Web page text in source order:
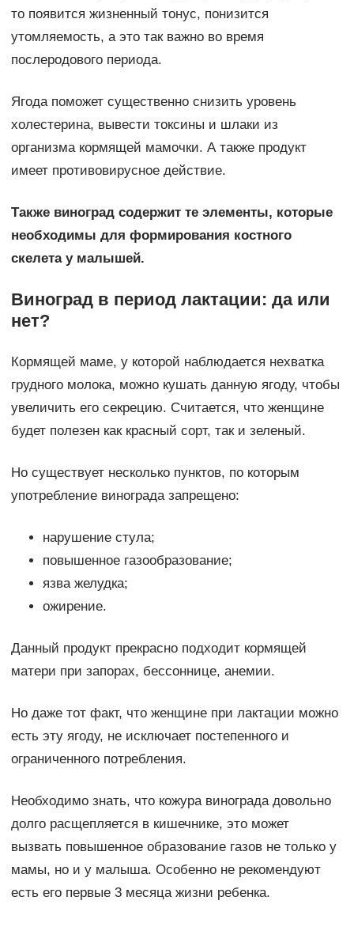
то появится жизненный тонус, понизится
утомляемость, а это так важно во время
послеродового периода.
Ягода поможет существенно снизить уровень
холестерина, вывести токсины и шлаки из
организма кормящей мамочки. А также продукт
имеет противовирусное действие.
Также виноград содержит те элементы, которые
необходимы для формирования костного
скелета у малышей.
Виноград в период лактации: да или
нет?
Кормящей маме, у которой наблюдается нехватка
грудного молока, можно кушать данную ягоду, чтобы
увеличить его секрецию. Считается, что женщине
будет полезен как красный сорт, так и зеленый.
Но существует несколько пунктов, по которым
употребление винограда запрещено:
нарушение стула;
повышенное газообразование;
язва желудка;
ожирение.
Данный продукт прекрасно подходит кормящей
матери при запорах, бессоннице, анемии.
Но даже тот факт, что женщине при лактации можно
есть эту ягоду, не исключает постепенного и
ограниченного потребления.
Необходимо знать, что кожура винограда довольно
долго расщепляется в кишечнике, это может
вызвать повышенное образование газов не только у
мамы, но и у малыша. Особенно не рекомендуют
есть его первые 3 месяца жизни ребенка.